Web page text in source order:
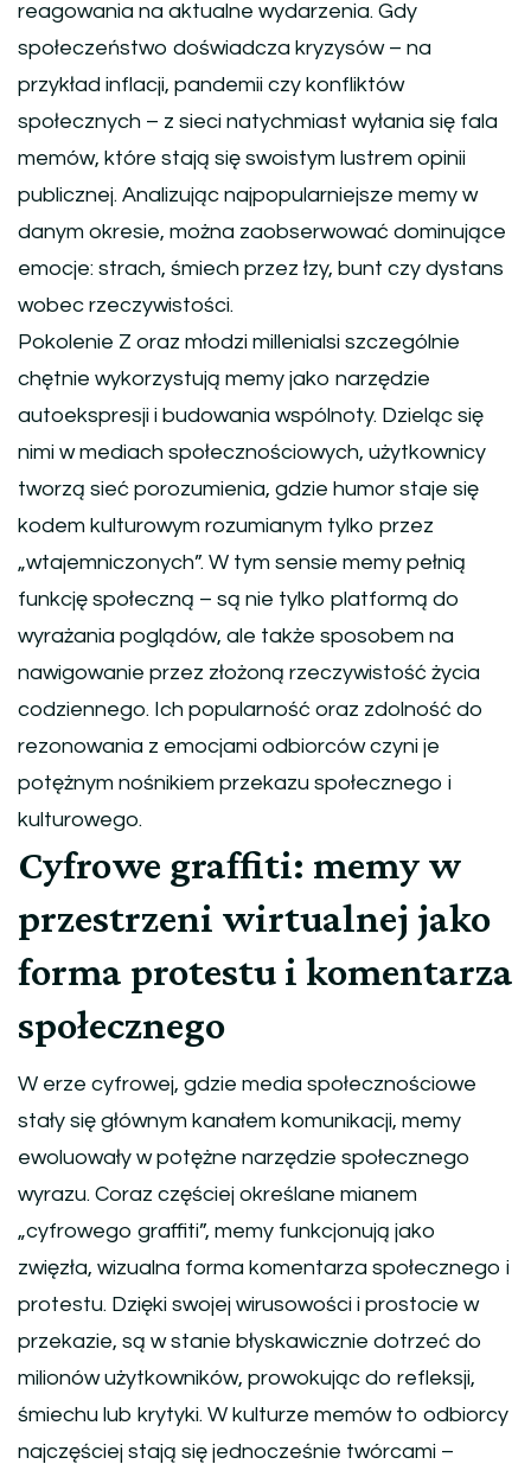
reagowania na aktualne wydarzenia. Gdy
społeczeństwo doświadcza kryzysów – na
przykład inflacji, pandemii czy konfliktów
społecznych – z sieci natychmiast wyłania się fala
memów, które stają się swoistym lustrem opinii
publicznej. Analizując najpopularniejsze memy w
danym okresie, można zaobserwować dominujące
emocje: strach, śmiech przez łzy, bunt czy dystans
wobec rzeczywistości.
Pokolenie Z oraz młodzi millenialsi szczególnie
chętnie wykorzystują memy jako narzędzie
autoekspresji i budowania wspólnoty. Dzieląc się
nimi w mediach społecznościowych, użytkownicy
tworzą sieć porozumienia, gdzie humor staje się
kodem kulturowym rozumianym tylko przez
„wtajemniczonych”. W tym sensie memy pełnią
funkcję społeczną – są nie tylko platformą do
wyrażania poglądów, ale także sposobem na
nawigowanie przez złożoną rzeczywistość życia
codziennego. Ich popularność oraz zdolność do
rezonowania z emocjami odbiorców czyni je
potężnym nośnikiem przekazu społecznego i
kulturowego.
Cyfrowe graffiti: memy w
przestrzeni wirtualnej jako
forma protestu i komentarza
społecznego
W erze cyfrowej, gdzie media społecznościowe
stały się głównym kanałem komunikacji, memy
ewoluowały w potężne narzędzie społecznego
wyrazu. Coraz częściej określane mianem
„cyfrowego graffiti”, memy funkcjonują jako
zwięzła, wizualna forma komentarza społecznego i
protestu. Dzięki swojej wirusowości i prostocie w
przekazie, są w stanie błyskawicznie dotrzeć do
milionów użytkowników, prowokując do refleksji,
śmiechu lub krytyki. W kulturze memów to odbiorcy
najczęściej stają się jednocześnie twórcami –